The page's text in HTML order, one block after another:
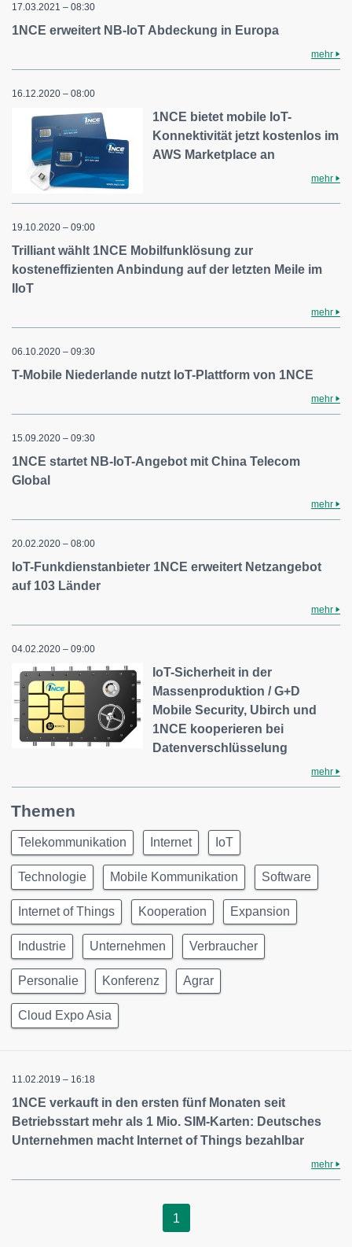
17.03.2021 – 08:30
1NCE erweitert NB-IoT Abdeckung in Europa
mehr
16.12.2020 – 08:00
1NCE bietet mobile IoT-
Konnektivität jetzt kostenlos im
AWS Marketplace an
mehr
19.10.2020 – 09:00
Trilliant wählt 1NCE Mobilfunklösung zur
kosteneffizienten Anbindung auf der letzten Meile im
IIoT
mehr
06.10.2020 – 09:30
T-Mobile Niederlande nutzt IoT-Plattform von 1NCE
mehr
15.09.2020 – 09:30
1NCE startet NB-IoT-Angebot mit China Telecom
Global
mehr
20.02.2020 – 08:00
IoT-Funkdienstanbieter 1NCE erweitert Netzangebot
auf 103 Länder
mehr
04.02.2020 – 09:00
IoT-Sicherheit in der
Massenproduktion / G+D
Mobile Security, Ubirch und
1NCE kooperieren bei
Datenverschlüsselung
mehr
Themen
Telekommunikation Internet IoT
Technologie Mobile Kommunikation Software
Internet of Things Kooperation Expansion
Industrie Unternehmen Verbraucher
Personalie Konferenz Agrar
Cloud Expo Asia
11.02.2019 – 16:18
1NCE verkauft in den ersten fünf Monaten seit
Betriebsstart mehr als 1 Mio. SIM-Karten: Deutsches
Unternehmen macht Internet of Things bezahlbar
mehr
1